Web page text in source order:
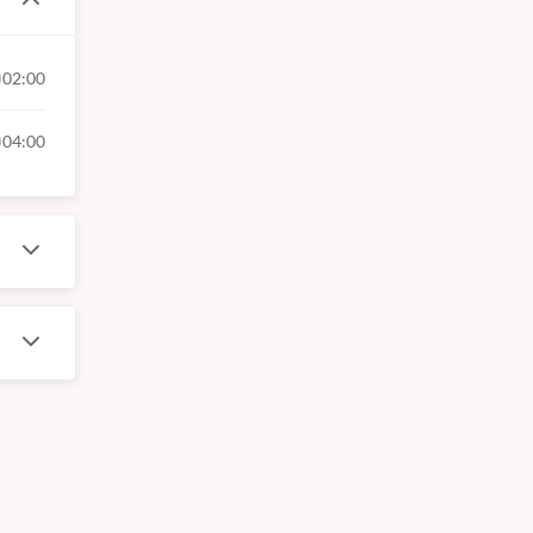
02:00
04:00